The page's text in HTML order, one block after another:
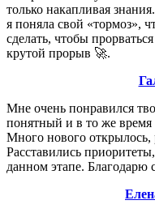
только накапливая
я поняла свой «тормоз»,
сделать, чтобы
крутой прорыв 🚀.
Мне очень понравился
понятный и в то же время
Много нового открылось,
Расставились
данном этапе. Благодарю